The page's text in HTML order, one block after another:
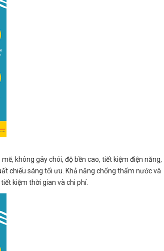
không gây chói, độ bền cao, tiết kiệm điện năng,
chiếu sáng tối ưu. Khả năng chống thấm nước và
kiệm thời gian và chi phí.